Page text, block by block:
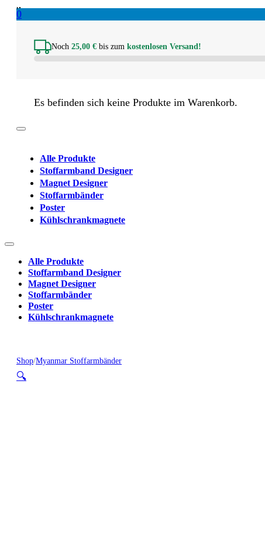
0
Noch 25,00 € bis zum kostenlosen Versand!
Es befinden sich keine Produkte im Warenkorb.
Alle Produkte
Stoffarmband Designer
Magnet Designer
Stoffarmbänder
Poster
Kühlschrankmagnete
Alle Produkte
Stoffarmband Designer
Magnet Designer
Stoffarmbänder
Poster
Kühlschrankmagnete
Shop/Myanmar Stoffarmbänder
🔍